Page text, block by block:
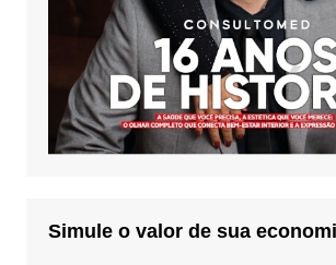
Simule o valor de sua